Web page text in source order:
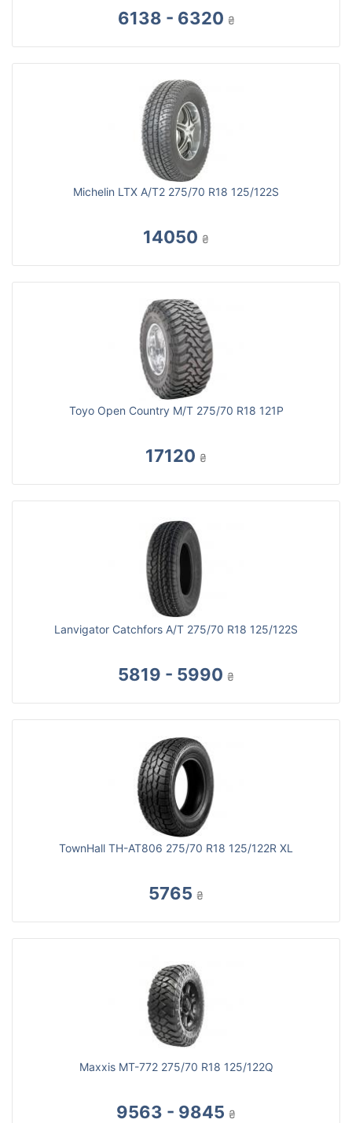
6138 - 6320 ₴
Michelin LTX A/T2 275/70 R18 125/122S
14050 ₴
Toyo Open Country M/T 275/70 R18 121P
17120 ₴
Lanvigator Catchfors A/T 275/70 R18 125/122S
5819 - 5990 ₴
TownHall TH-AT806 275/70 R18 125/122R XL
5765 ₴
Maxxis MT-772 275/70 R18 125/122Q
9563 - 9845 ₴